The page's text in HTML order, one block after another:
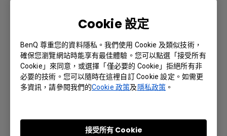
Cookie 設定
BenQ 尊重您的資料隱私。我們使用 Cookie 及類似技術，
確保您瀏覽網站時能享有最佳體驗。您可以點選「接受所有
Cookie」來同意，或選擇「僅必要的 Cookie」拒絕所有非
必要的技術。您可以隨時在這裡自訂 Cookie 設定。如需更
多資訊，請參閱我們的Cookie 政策及隱私政策。
接受所有 Cookie
快速使用指南
語言: Multi-Language
預覽 | 下載